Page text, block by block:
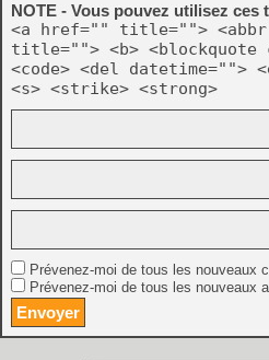
NOTE - Vous pouvez utilisez ces
<a href="" title="">
title=""> <b>
<code> <del datetime="">
<s> <strike> <strong>
Prévenez-moi de tous les nouveaux
Prévenez-moi de tous les nouveaux